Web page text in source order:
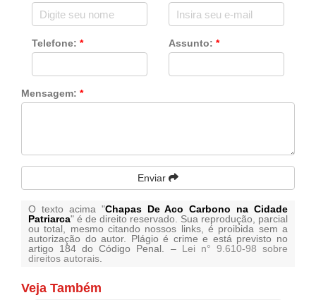
Telefone: * Assunto: *
Mensagem: *
Enviar
O texto acima "Chapas De Aco Carbono na Cidade
Patriarca" é de direito reservado. Sua reprodução, parcial
ou total, mesmo citando nossos links, é proibida sem a
autorização do autor. Plágio é crime e está previsto no
artigo 184 do Código Penal. – Lei n° 9.610-98 sobre
direitos autorais
Veja Também